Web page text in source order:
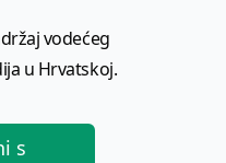
vodećeg
u Hrvatskoj.
s